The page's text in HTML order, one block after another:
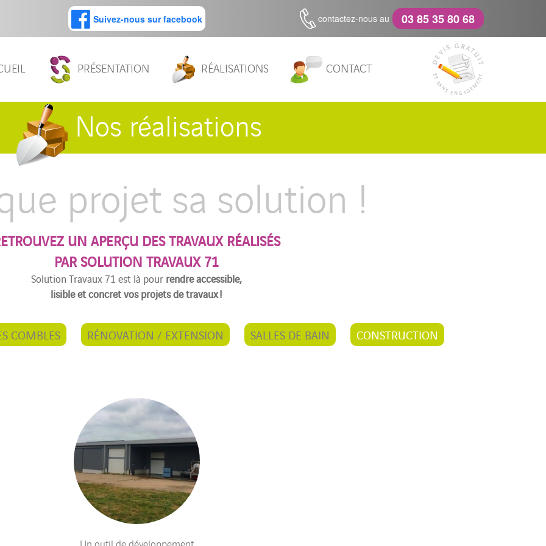
Suivez-nous sur facebook contactez-nous au 03 85 35 80 68
PRÉSENTATION RÉALISATIONS CONTACT
Nos réalisations
projet sa solution !
UN APERÇU DES TRAVAUX RÉALISÉS
PAR SOLUTION TRAVAUX 71
Solution Travaux 71 est là pour rendre accessible,
lisible et concret vos projets de travaux !
COMBLES RÉNOVATION / EXTENSION SALLES DE BAIN CONSTRUCTION